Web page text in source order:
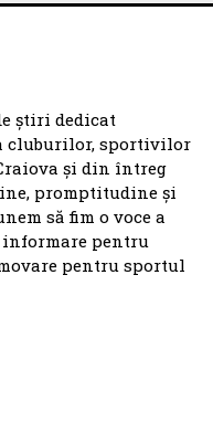
știri dedicat
cluburilor, sportivilor
și din întreg
promptitudine și
să fim o voce a
pentru
pentru sportul